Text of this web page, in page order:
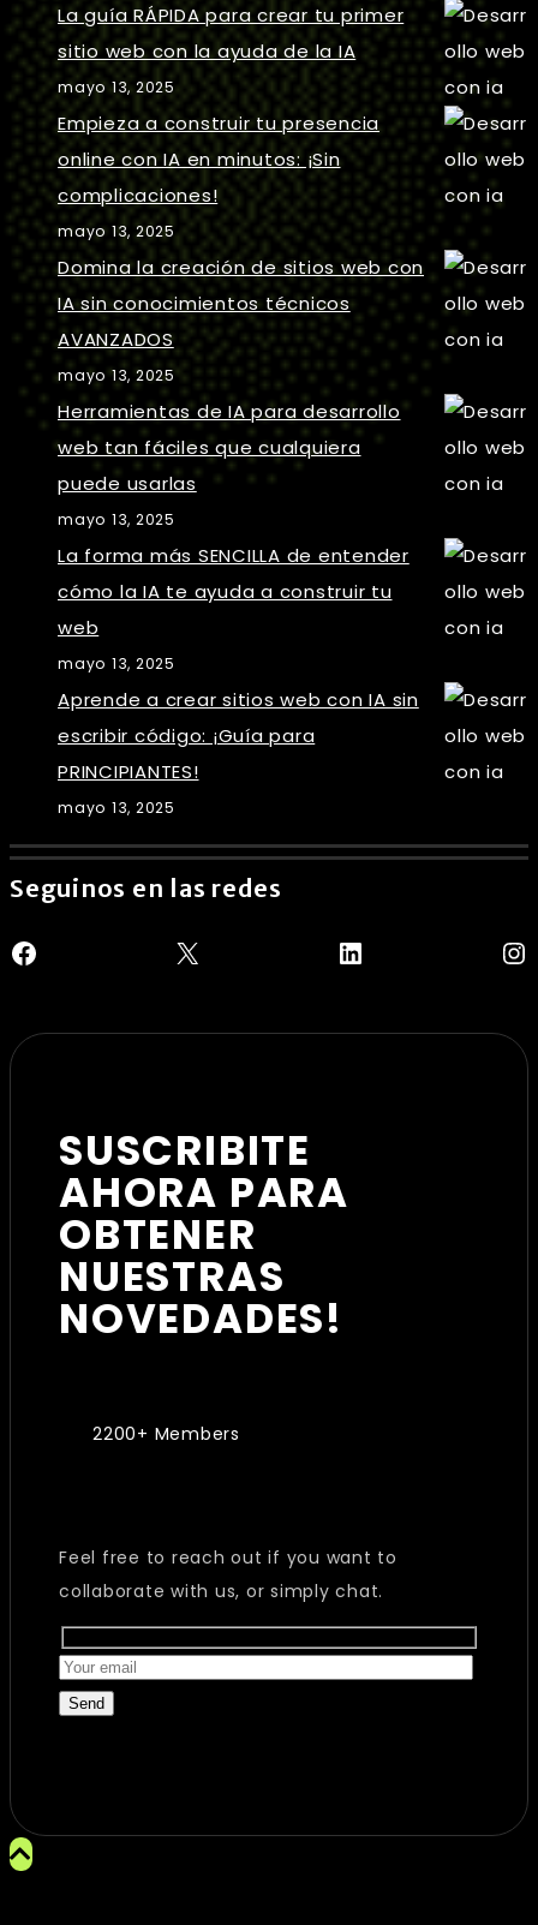
La guía RÁPIDA para crear tu primer
sitio web con la ayuda de la IA
mayo 13, 2025
Empieza a construir tu presencia
online con IA en minutos: ¡Sin
complicaciones!
mayo 13, 2025
Domina la creación de sitios web con
IA sin conocimientos técnicos
AVANZADOS
mayo 13, 2025
Herramientas de IA para desarrollo
web tan fáciles que cualquiera
puede usarlas
mayo 13, 2025
La forma más SENCILLA de entender
cómo la IA te ayuda a construir tu
web
mayo 13, 2025
Aprende a crear sitios web con IA sin
escribir código: ¡Guía para
PRINCIPIANTES!
mayo 13, 2025
Seguinos en las redes
Facebook X LinkedIn
SUSCRIBITE
AHORA PARA
OBTENER
NUESTRAS
NOVEDADES!
2200+ Members
Feel free to reach out if you want to
collaborate with us, or simply chat.
Send